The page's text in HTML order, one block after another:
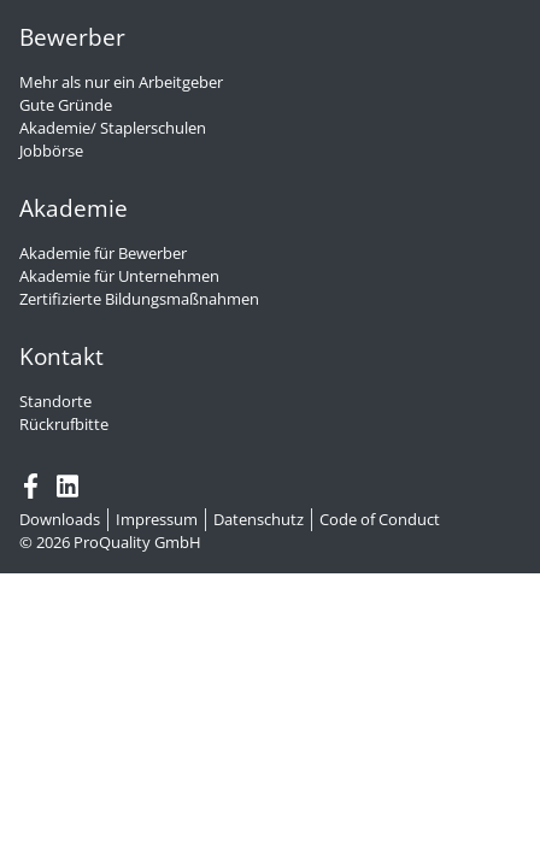
Bewerber
Mehr als nur ein Arbeitgeber
Gute Gründe
Akademie/ Staplerschulen
Jobbörse
Akademie
Akademie für Bewerber
Akademie für Unternehmen
Zertifizierte Bildungsmaßnahmen
Kontakt
Standorte
Rückrufbitte
Downloads Impressum Datenschutz
Code of Conduct
© 2026 ProQuality GmbH